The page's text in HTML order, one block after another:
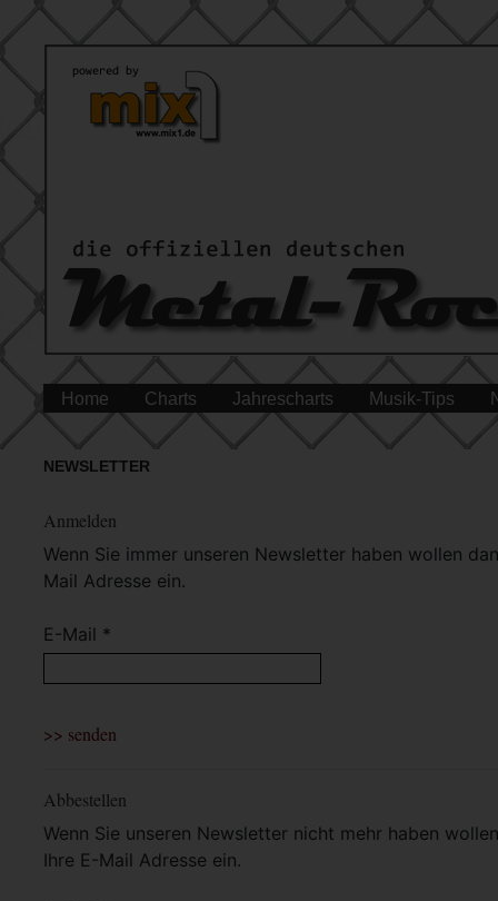
Home Charts Jahrescharts Musik-Tips
NEWSLETTER
Anmelden
Wenn Sie immer unseren Newsletter haben wollen
Mail Adresse ein.
E-Mail *
Abbestellen
Wenn Sie unseren Newsletter nicht mehr haben
Ihre E-Mail Adresse ein.